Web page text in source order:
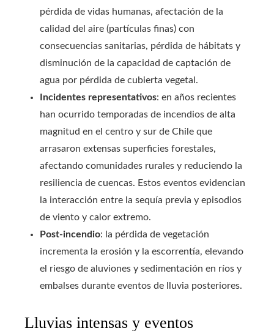
pérdida de vidas humanas, afectación de la
calidad del aire (partículas finas) con
consecuencias sanitarias, pérdida de hábitats y
disminución de la capacidad de captación de
agua por pérdida de cubierta vegetal.
Incidentes representativos: en años recientes
han ocurrido temporadas de incendios de alta
magnitud en el centro y sur de Chile que
arrasaron extensas superficies forestales,
afectando comunidades rurales y reduciendo la
resiliencia de cuencas. Estos eventos evidencian
la interacción entre la sequía previa y episodios
de viento y calor extremo.
Post-incendio: la pérdida de vegetación
incrementa la erosión y la escorrentía, elevando
el riesgo de aluviones y sedimentación en ríos y
embalses durante eventos de lluvia posteriores.
Lluvias intensas y eventos